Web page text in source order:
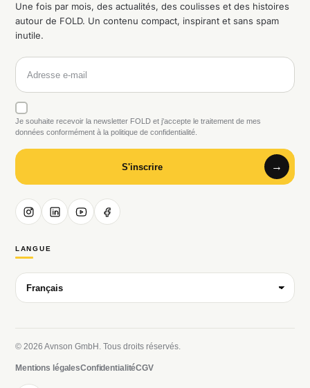
Une fois par mois, des actualités, des coulisses et des histoires
autour de FOLD. Un contenu compact, inspirant et sans spam
inutile.
Je souhaite recevoir la newsletter FOLD et j'accepte le traitement de mes
données conformément à la politique de confidentialité.
S'inscrire
LANGUE
© 2026 Avnson GmbH. Tous droits réservés.
Mentions légalesConfidentialitéCGV